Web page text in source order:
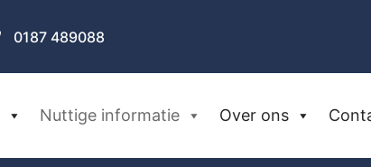
0187 489088
Nuttige informatie Over ons